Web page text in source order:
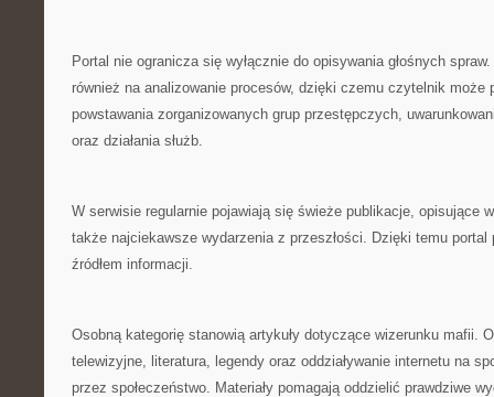
Portal nie ogranicza się wyłącznie do opisywania głośnych
również na analizowanie procesów, dzięki czemu czytelnik może
powstawania zorganizowanych grup przestępczych,
oraz działania służb.
W serwisie regularnie pojawiają się świeże publikacje, opisujące
także najciekawsze wydarzenia z przeszłości. Dzięki temu portal
źródłem informacji.
Osobną kategorię stanowią artykuły dotyczące wizerunku mafii.
telewizyjne, literatura, legendy oraz oddziaływanie internetu na
przez społeczeństwo. Materiały pomagają oddzielić prawdziwe